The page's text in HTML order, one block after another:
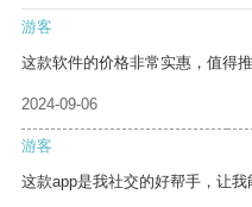
游客
这款软件的价格非常实惠，值得推
2024-09-06
游客
这款app是我社交的好帮手，让我